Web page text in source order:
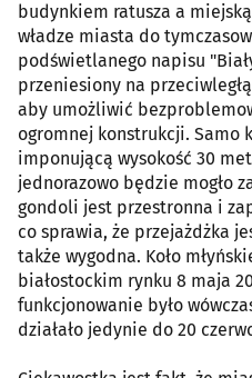
budynkiem ratusza a
władze miasta do
podświetlanego napisu
przeniesiony na
aby umożliwić
ogromnej konstrukcji. Samo
imponującą wysokość 30
jednorazowo będzie mogło
gondoli jest przestronna i
co sprawia, że przejażdżka
także wygodna. Koło
białostockim rynku 8 maja
funkcjonowanie było
działało jedynie do 20